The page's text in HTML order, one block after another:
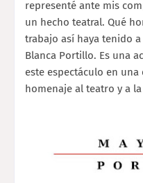
representé ante mis
un hecho teatral. Qué
trabajo así haya tenido
Blanca Portillo. Es una
este espectáculo en
homenaje al teatro y a